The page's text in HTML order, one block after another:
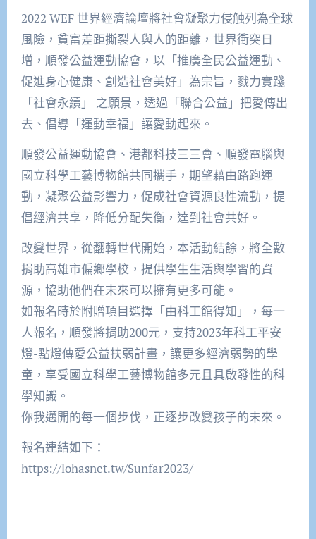
2022 WEF 世界經濟論壇將社會凝聚力侵触列為全球
風險，貧富差距撕裂人與人的距離，世界衝突日
增，順發公益運動協會，以「推廣全民公益運動、
促進身心健康、創造社會美好」為宗旨，戮力實踐
「社會永續」 之願景，透過「聯合公益」把愛傳出
去、倡導「運動幸福」讓愛動起來。
順發公益運動協會、港都科技三三會、順發電腦與
國立科學工藝博物館共同攜手，期望藉由路跑運
動，凝聚公益影響力，促成社會資源良性流動，提
倡經濟共享，降低分配失衡，達到社會共好。
改變世界，從翻轉世代開始，本活動結餘，將全數
捐助高雄市偏鄉學校，提供學生生活與學習的資
源，協助他們在末來可以擁有更多可能。
如報名時於附贈項目選擇「由科工館得知」，每一
人報名，順發將捐助200元，支持2023年科工平安
燈-點燈傳愛公益扶弱計畫，讓更多經濟弱勢的學
童，享受國立科學工藝博物館多元且具啟發性的科
學知識。
你我邁開的每一個步伐，正逐步改變孩子的未來。
報名連結如下：
https://lohasnet.tw/Sunfar2023/